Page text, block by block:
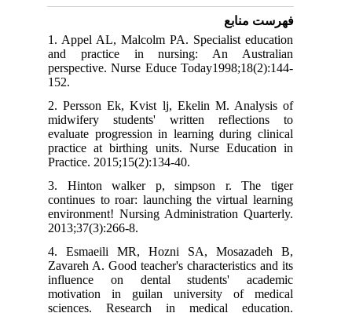
فهرست منابع
1. Appel AL, Malcolm PA. Specialist education
and practice in nursing: An Australian
perspective. Nurse Educe Today1998;18(2):144-
152.
2. Persson Ek, Kvist lj, Ekelin M. Analysis of
midwifery students' written reflections to
evaluate progression in learning during clinical
practice at birthing units. Nurse Education in
Practice. 2015;15(2):134-40.
3. Hinton walker p, simpson r. The tiger
continues to roar: launching the virtual learning
environment! Nursing Administration Quarterly.
2013;37(3):266-8.
4. Esmaeili MR, Hozni SA, Mosazadeh B,
Zavareh A. Good teacher's characteristics and its
influence on dental students' academic
motivation in guilan university of medical
sciences. Research in medical education.